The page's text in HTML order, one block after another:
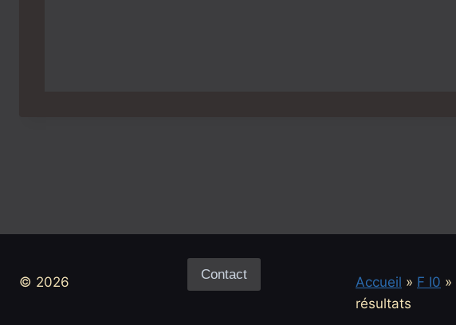
© 2026 Contact Accueil » F I0 »
résultats